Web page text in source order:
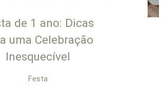
de 1 ano: Dicas
uma Celebração
Inesquecível
Festa